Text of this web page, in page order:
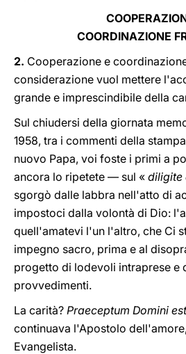
COORDINAZIONE
2. Cooperazione e
considerazione vuol mettere
grande e imprescindibile della
Sul chiudersi della giornata
1958, tra i commenti della
nuovo Papa, voi foste i primi a
ancora lo ripetete — sul « diligite
sgorgò dalle labbra nell'atto di
impostoci dalla volontà di Dio:
quell'amatevi l'un l'altro, che Ci
impegno sacro, prima e al
progetto di lodevoli intraprese e
provvedimenti.
La carità? Praeceptum Domini
continuava l'Apostolo
Evangelista.